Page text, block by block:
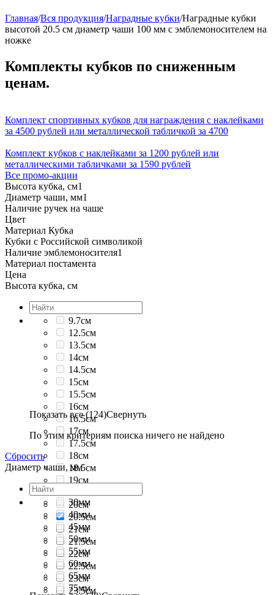
Главная/Вся продукция/Наградные кубки/Наградные кубки
высотой 20.5 см диаметр чаши 100 мм с эмблемоносителем на
ножке
Комплекты кубков по сниженным
ценам.
Комплект спортивных кубков для награждения с наклейками
за 4500 рублей или металлической табличкой за 4700
Комплект кубков с наклейками за 1200 рублей или
металлическими табличками за 1590 рублей
Все промо-акции
Высота кубка, см1
Диаметр чаши, мм1
Наличие ручек на чаше
Цвет
Материал Кубка
Кубки с Российской символикой
Наличие эмблемоносителя1
Материал постамента
Цена
Высота кубка, см
9.7см
12.5см
13.5см
14см
14.5см
15см
15.5см
16см
16.5см
17см
17.5см
18см
18.5см
19см
20см
20.5см
21см
21.5см
22см
22.5см
23см
23.5см
Показать все (124)Свернуть
По этим критериям поиска ничего не найдено
Сбросить
Диаметр чаши, мм
30мм
40мм
45мм
50мм
55мм
60мм
65мм
75мм